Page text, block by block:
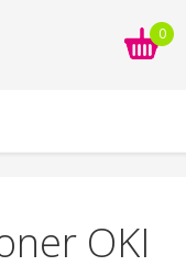
0
OKI